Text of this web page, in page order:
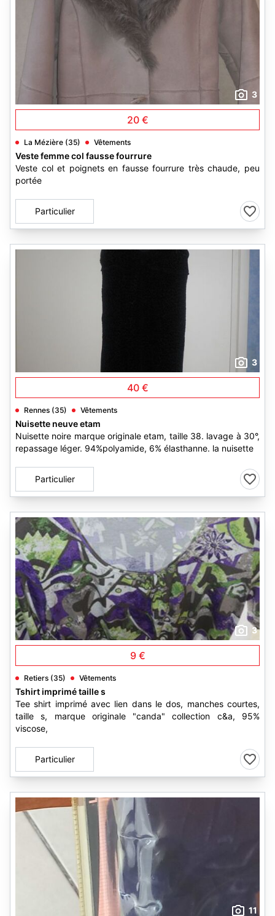
3
20 €
La Mézière (35) Vêtements
Veste femme col fausse fourrure
Veste col et poignets en fausse fourrure très chaude, peu
portée
Particulier
3
40 €
Rennes (35) Vêtements
Nuisette neuve etam
Nuisette noire marque originale etam, taille 38. lavage à 30°,
repassage léger. 94%polyamide, 6% élasthanne. la nuisette
Particulier
3
9 €
Retiers (35) Vêtements
Tshirt imprimé taille s
Tee shirt imprimé avec lien dans le dos, manches courtes,
taille s, marque originale "canda" collection c&a, 95%
viscose,
Particulier
11